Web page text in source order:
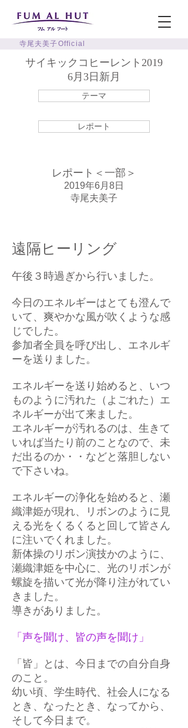
寺尾夫美子Official
サイキックコヒーレント2019
6月3日新月
テーマ
レポート
レポート＜一部＞
​2019年6月8日
寺尾夫美子
遠隔ヒーリング
午後３時過ぎから行いました。
今日のエネルギーはとても澄んで
いて、爽やかな風が吹くような感
じでした。
参加者全員を呼び出し、エネルギ
ーを送りました。
エネルギーを送り始めると、いつ
ものように汚れた（よごれた）エ
ネルギーが出て来ました。
エネルギーが汚れるのは、生きて
いれば当たり前のことなので、未
だ出るのか・・などと落胆しない
で下さいね。
エネルギーの浄化を始めると、瀬
織津姫が現れ、リボンのように見
える光をくるくると回して皆さん
に注いでくれました。
新体操のリボン演技かのように、
瀬織津姫を中心に、光のリボンが
螺旋を描いて光が降り注がれてい
きました。
導きがありました。
「声を聞け、皆の声を聞け」
「皆」とは、今日までの自分自身
のこと。
幼い頃、学生時代、社会人になる
とき、なったとき、なってから、
そして今日まで。